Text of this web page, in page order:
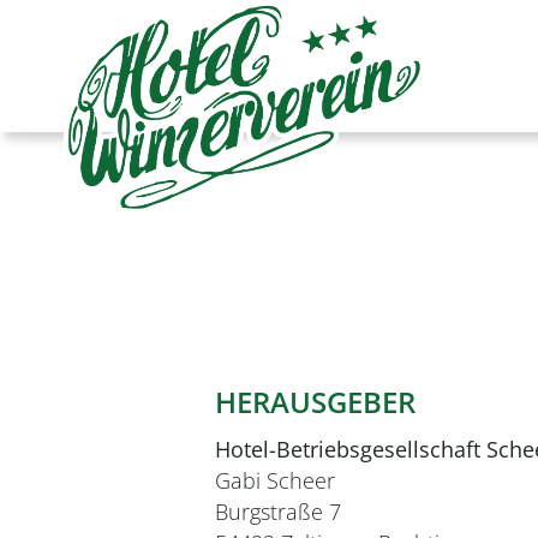
HERAUSGEBER
Hotel-Betriebsgesellschaft
Gabi Scheer
Burgstraße 7